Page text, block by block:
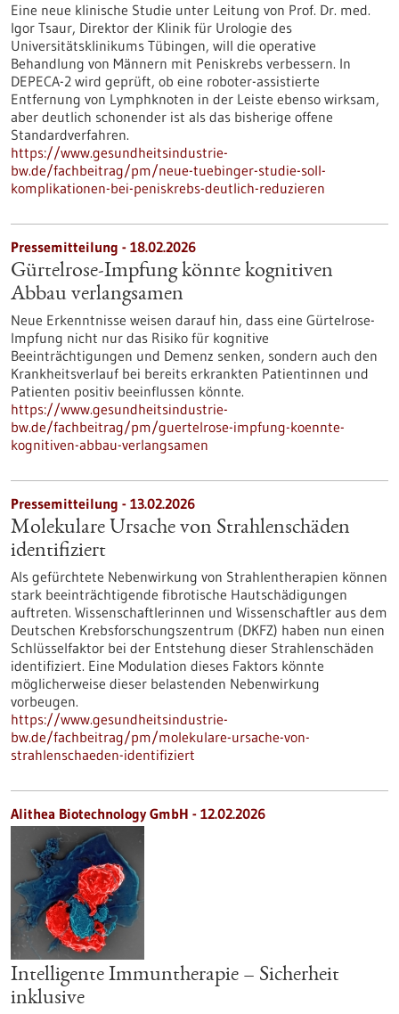
Eine neue klinische Studie unter Leitung von Prof. Dr. med.
Igor Tsaur, Direktor der Klinik für Urologie des
Universitätsklinikums Tübingen, will die operative
Behandlung von Männern mit Peniskrebs verbessern. In
DEPECA-2 wird geprüft, ob eine roboter-assistierte
Entfernung von Lymphknoten in der Leiste ebenso wirksam,
aber deutlich schonender ist als das bisherige offene
Standardverfahren.
https://www.gesundheitsindustrie-
bw.de/fachbeitrag/pm/neue-tuebinger-studie-soll-
komplikationen-bei-peniskrebs-deutlich-reduzieren
Pressemitteilung - 18.02.2026
Gürtelrose-Impfung könnte kognitiven
Abbau verlangsamen
Neue Erkenntnisse weisen darauf hin, dass eine Gürtelrose-
Impfung nicht nur das Risiko für kognitive
Beeinträchtigungen und Demenz senken, sondern auch den
Krankheitsverlauf bei bereits erkrankten Patientinnen und
Patienten positiv beeinflussen könnte.
https://www.gesundheitsindustrie-
bw.de/fachbeitrag/pm/guertelrose-impfung-koennte-
kognitiven-abbau-verlangsamen
Pressemitteilung - 13.02.2026
Molekulare Ursache von Strahlenschäden
identifiziert
Als gefürchtete Nebenwirkung von Strahlentherapien können
stark beeinträchtigende fibrotische Hautschädigungen
auftreten. Wissenschaftlerinnen und Wissenschaftler aus dem
Deutschen Krebsforschungszentrum (DKFZ) haben nun einen
Schlüsselfaktor bei der Entstehung dieser Strahlenschäden
identifiziert. Eine Modulation dieses Faktors könnte
möglicherweise dieser belastenden Nebenwirkung
vorbeugen.
https://www.gesundheitsindustrie-
bw.de/fachbeitrag/pm/molekulare-ursache-von-
strahlenschaeden-identifiziert
Alithea Biotechnology GmbH - 12.02.2026
Intelligente Immuntherapie – Sicherheit
inklusive